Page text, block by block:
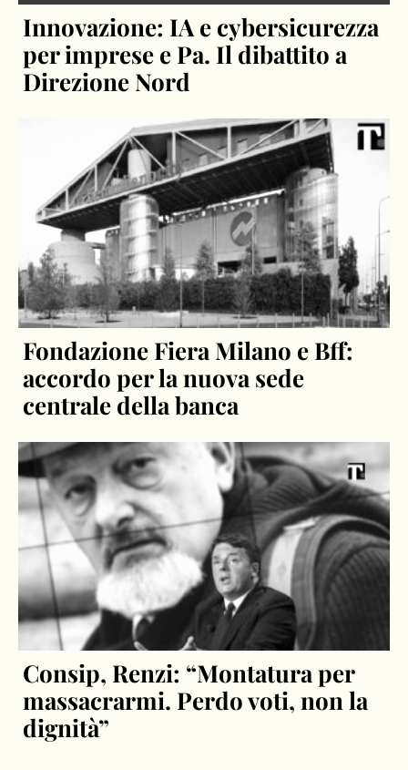
Innovazione: IA e cybersicurezza
per imprese e Pa. Il dibattito a
Direzione Nord
Fondazione Fiera Milano e Bff:
accordo per la nuova sede
centrale della banca
Consip, Renzi: “Montatura per
massacrarmi. Perdo voti, non la
dignità”